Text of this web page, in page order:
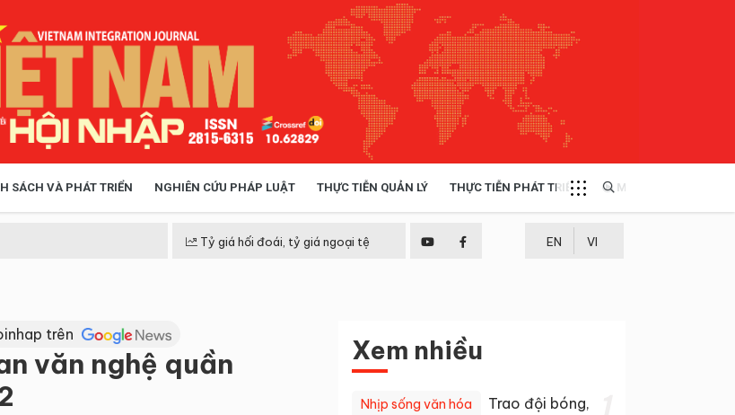
SÁCH VÀ PHÁT TRIỂN NGHIÊN CỨU PHÁP LUẬT THỰC TIỄN QUẢN LÝ THỰC TIỄN PHÁT TRIỂN MULTIMEDIA
Tỷ giá hối đoái, tỷ giá ngoại tệ EN VI
trên
văn nghệ quần
Xem nhiều
Nhịp sống văn hóa
Trao đội bóng,